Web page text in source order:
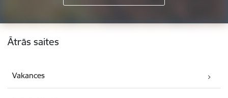
Kājene
Ātrās saites
Vakances